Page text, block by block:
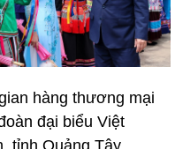
hàng thương mại
đại biểu Việt